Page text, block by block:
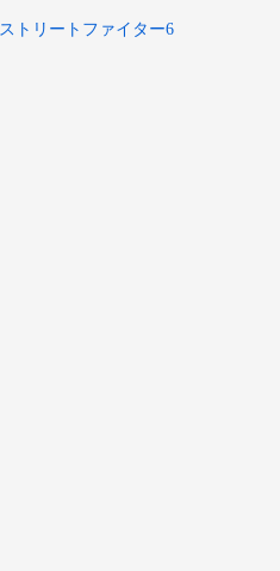
ストリートファイター6